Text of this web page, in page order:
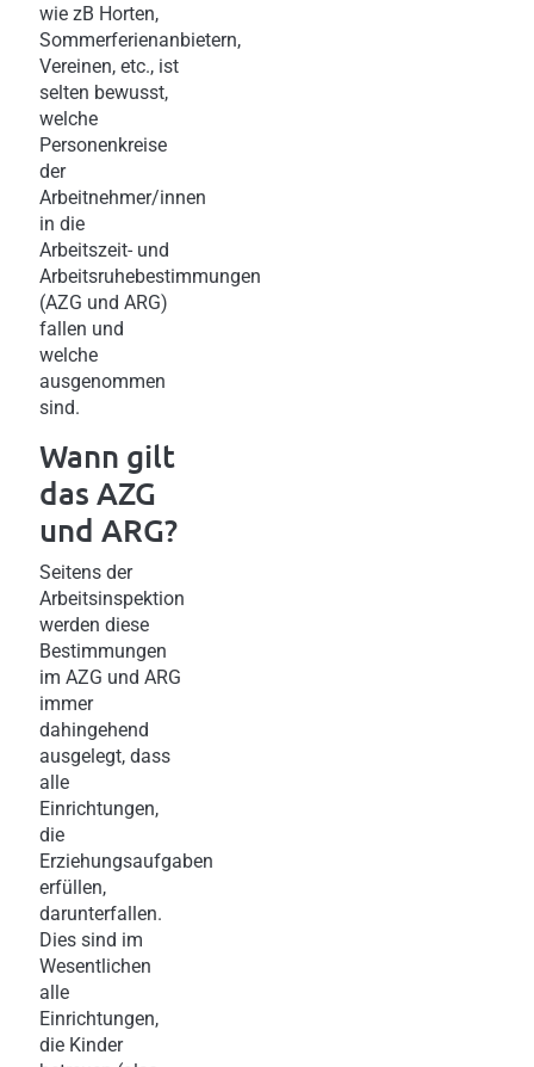
wie zB Horten,
Sommerferienanbietern,
Vereinen, etc., ist
selten bewusst,
welche
Personenkreise
der
Arbeitnehmer/innen
in die
Arbeitszeit- und
Arbeitsruhebestimmungen
(AZG und ARG)
fallen und
welche
ausgenommen
sind.
Wann gilt
das AZG
und ARG?
Seitens der
Arbeitsinspektion
werden diese
Bestimmungen
im AZG und ARG
immer
dahingehend
ausgelegt, dass
alle
Einrichtungen,
die
Erziehungsaufgaben
erfüllen,
darunterfallen.
Dies sind im
Wesentlichen
alle
Einrichtungen,
die Kinder